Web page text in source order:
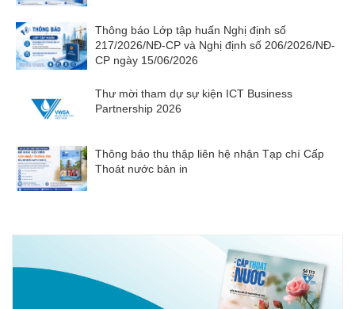
Thông báo Lớp tập huấn Nghị định số
217/2026/NĐ-CP và Nghị định số 206/2026/NĐ-
CP ngày 15/06/2026
Thư mời tham dự sự kiện ICT Business
Partnership 2026
Thông báo thu thập liên hệ nhận Tạp chí Cấp
Thoát nước bản in